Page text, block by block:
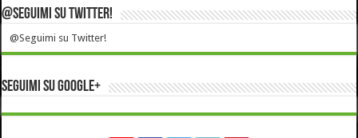
@Seguimi su Twitter!
@Seguimi su Twitter!
Seguimi su Google+